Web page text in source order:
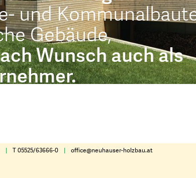
und
Gebäude,
Wunsch auch als
| T 05525/63666-0 | office@neuhauser-holzbau.at